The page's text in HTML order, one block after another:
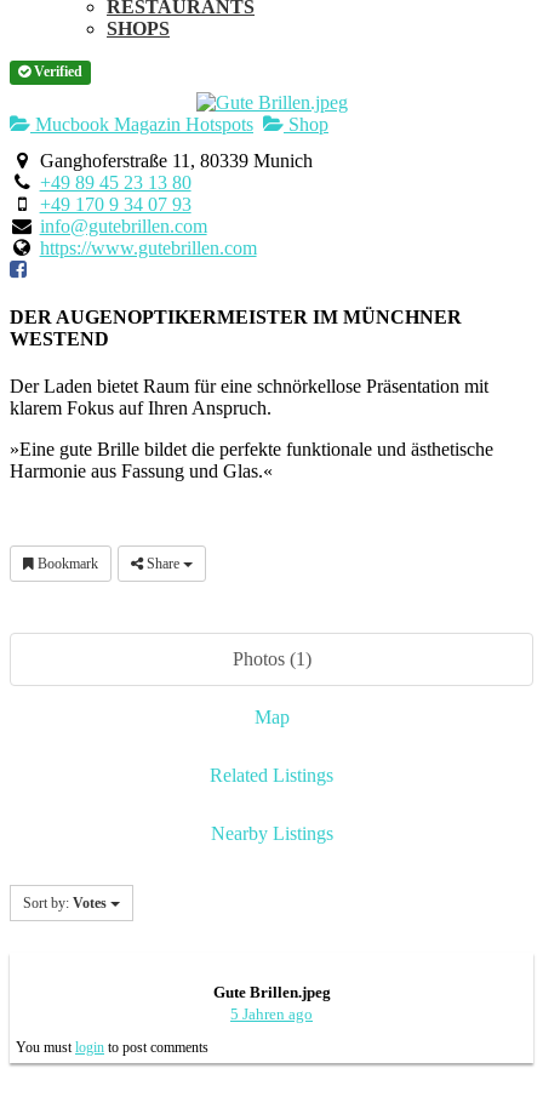
RESTAURANTS
SHOPS
Verified
Mucbook Magazin Hotspots
Shop
Ganghoferstraße 11, 80339 Munich
+49 89 45 23 13 80
+49 170 9 34 07 93
info@gutebrillen.com
https://www.gutebrillen.com
DER AUGENOPTIKERMEISTER IM MÜNCHNER
WESTEND
Der Laden bietet Raum für eine schnörkellose Präsentation mit
klarem Fokus auf Ihren Anspruch.
»Eine gute Brille bildet die perfekte funktionale und ästhetische
Harmonie aus Fassung und Glas.«
Bookmark Share
Photos (1)
Map
Related Listings
Nearby Listings
Sort by: Votes
Gute Brillen.jpeg
5 Jahren ago
You mustlogin to post comments